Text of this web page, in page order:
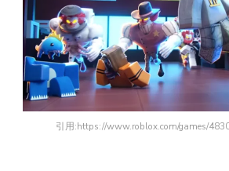
引用:https://www.roblox.com/games/